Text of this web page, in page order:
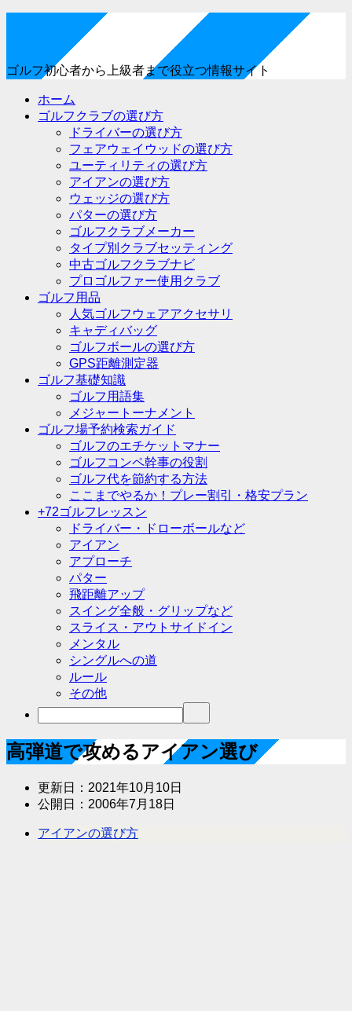
ゴルフ初心者から上級者まで役立つ情報サイト
ホーム
ゴルフクラブの選び方
ドライバーの選び方
フェアウェイウッドの選び方
ユーティリティの選び方
アイアンの選び方
ウェッジの選び方
パターの選び方
ゴルフクラブメーカー
タイプ別クラブセッティング
中古ゴルフクラブナビ
プロゴルファー使用クラブ
ゴルフ用品
人気ゴルフウェアアクセサリ
キャディバッグ
ゴルフボールの選び方
GPS距離測定器
ゴルフ基礎知識
ゴルフ用語集
メジャートーナメント
ゴルフ場予約検索ガイド
ゴルフのエチケットマナー
ゴルフコンペ幹事の役割
ゴルフ代を節約する方法
ここまでやるか！プレー割引・格安プラン
+72ゴルフレッスン
ドライバー・ドローボールなど
アイアン
アプローチ
パター
飛距離アップ
スイング全般・グリップなど
スライス・アウトサイドイン
メンタル
シングルへの道
ルール
その他
高弾道で攻めるアイアン選び
更新日： 2021年10月10日
公開日： 2006年7月18日
アイアンの選び方